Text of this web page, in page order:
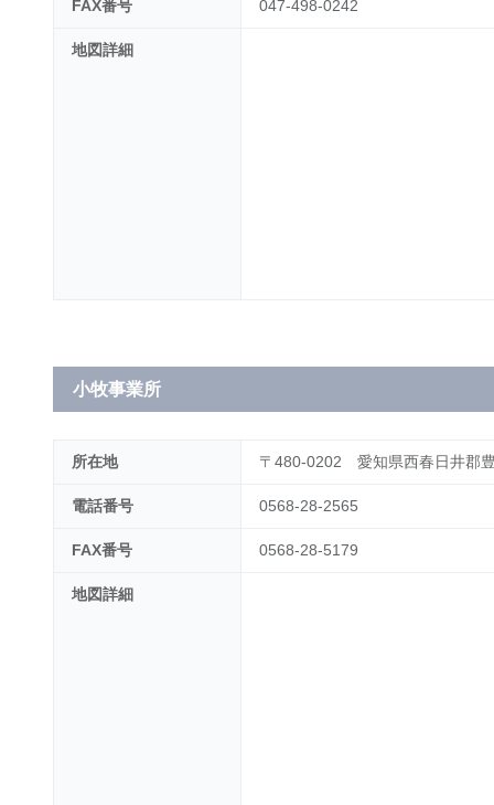
FAX番号 047-498-0242
地図詳細
小牧事業所
所在地 〒480-0202 愛知県西春日井郡
電話番号 0568-28-2565
FAX番号 0568-28-5179
地図詳細